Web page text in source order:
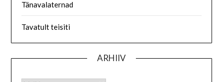
Tänavalaternad
Tavatult teisiti
ARHIIV